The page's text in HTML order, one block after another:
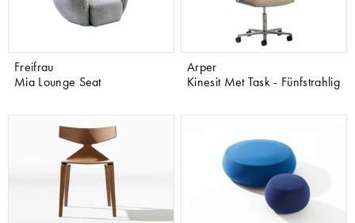
Freifrau
Mia Lounge Seat
Arper
Kinesit Met Task - Fünfstrahlig